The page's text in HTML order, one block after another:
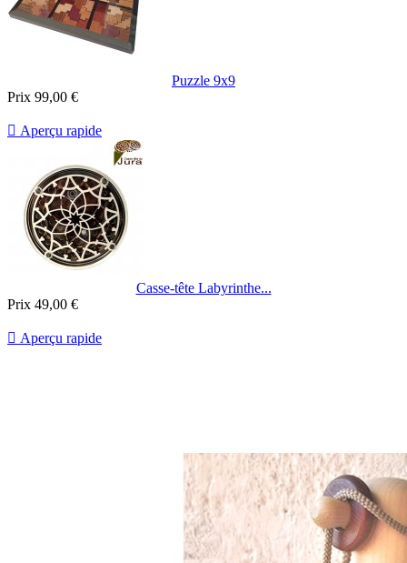
Puzzle 9x9
Prix 99,00 €
 Aperçu rapide
Casse-tête Labyrinthe...
Prix 49,00 €
 Aperçu rapide